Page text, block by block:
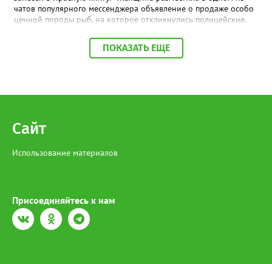
чатов популярного мессенджера объявление о продаже особо
ценной породы рыб, на которое откликнулись полицейские.
краснокнижная рыба, приготовленная к дальнейшей
реализации», - сообщили в МВД по ХМАО-Югре. На югорчанку
подпиской о невыезде. Напомним, за отлов одной особи
виде лишения свободы на срок до 4 лет со штрафом в размере
ПОКАЗАТЬ ЕЩЕ
Сайт
Использование материалов
Присоединяйтесь к нам